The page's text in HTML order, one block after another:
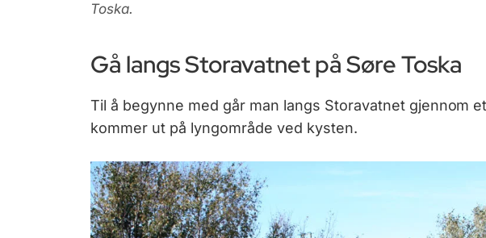
Toska.
Gå langs Storavatnet på Søre Toska
Til å begynne med går man langs Storavatnet gjennom
kommer ut på lyngområde ved kysten.